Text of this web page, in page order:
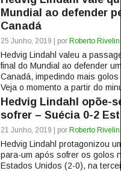
Mundial ao defender
Canadá
25 Junho, 2019 | por Roberto
Hedvig Lindahl valeu a
final do Mundial ao defender
Canadá, impedindo mais
Veja o momento a partir do
Hedvig Lindahl opõe-
sofrer – Suécia 0-2
21 Junho, 2019 | por Roberto
Hedvig Lindahl protagonizou
para-um após sofrer os golos
Estados Unidos (2-0), na